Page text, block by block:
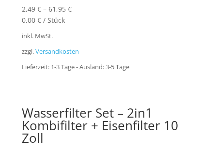
2,49 €– 61,95 €
0,00 €/ Stück
inkl. MwSt.
zzgl.Versandkosten
Lieferzeit: 1-3 Tage - Ausland: 3-5 Tage
Wasserfilter Set – 2in1
Kombifilter + Eisenfilter 10
Zoll